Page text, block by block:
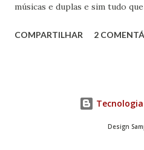
músicas e duplas e sim tudo
COMPARTILHAR 2
Design